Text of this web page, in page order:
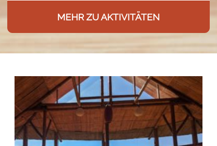
MEHR ZU AKTIVITÄTEN